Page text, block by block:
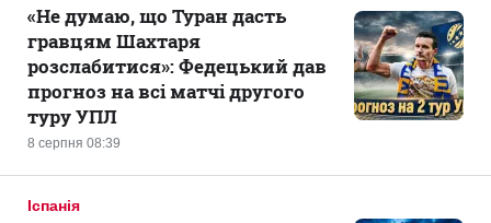
8 серпня 08:39
«Не думаю, що Туран дасть
гравцям Шахтаря
розслабитися»: Федецький дав
прогноз на всі матчі другого
туру УПЛ
Іспанія